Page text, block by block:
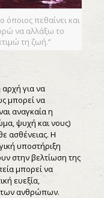
όποιος πεθαίνει και
να αλλάξω το
τη ζωή.’’
αρχή για να
μπορεί να
αναγκαία η
ψυχή και νους)
ασθένειας. Η
υποστήριξη
στην βελτίωση της
μπορεί να
ευεξία,
των ανθρώπων.